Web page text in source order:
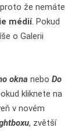
že nemáte
médií. Pokud
o Galerii
okna nebo Do
kliknete na
v novém
, zvětší